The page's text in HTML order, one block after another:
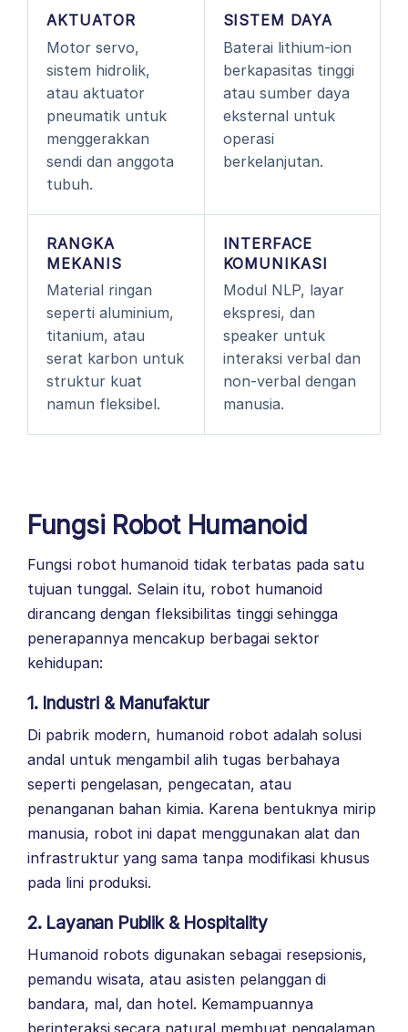
AKTUATOR
Motor servo,
sistem hidrolik,
atau aktuator
pneumatik untuk
menggerakkan
sendi dan anggota
tubuh.
SISTEM DAYA
Baterai lithium-ion
berkapasitas tinggi
atau sumber daya
eksternal untuk
operasi
berkelanjutan.
RANGKA
MEKANIS
Material ringan
seperti aluminium,
titanium, atau
serat karbon untuk
struktur kuat
namun fleksibel.
INTERFACE
KOMUNIKASI
Modul NLP, layar
ekspresi, dan
speaker untuk
interaksi verbal dan
non-verbal dengan
manusia.
Fungsi Robot Humanoid
Fungsi robot humanoid tidak terbatas pada satu
tujuan tunggal. Selain itu, robot humanoid
dirancang dengan fleksibilitas tinggi sehingga
penerapannya mencakup berbagai sektor
kehidupan:
1. Industri & Manufaktur
Di pabrik modern, humanoid robot adalah solusi
andal untuk mengambil alih tugas berbahaya
seperti pengelasan, pengecatan, atau
penanganan bahan kimia. Karena bentuknya mirip
manusia, robot ini dapat menggunakan alat dan
infrastruktur yang sama tanpa modifikasi khusus
pada lini produksi.
2. Layanan Publik & Hospitality
Humanoid robots digunakan sebagai resepsionis,
pemandu wisata, atau asisten pelanggan di
bandara, mal, dan hotel. Kemampuannya